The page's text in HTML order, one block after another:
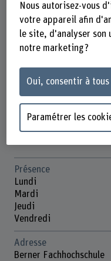
Charlotte Bourcet
Wissenschaftliche
Afficher l'e-mail
Présence
Lundi
Mardi
Jeudi
Vendredi
Adresse
Berner Fachhochschule
Nous autorisez-vous
votre appareil afin
le site, d'analyser
notre marketing ?
Oui, consentir à tous
Paramétrer les